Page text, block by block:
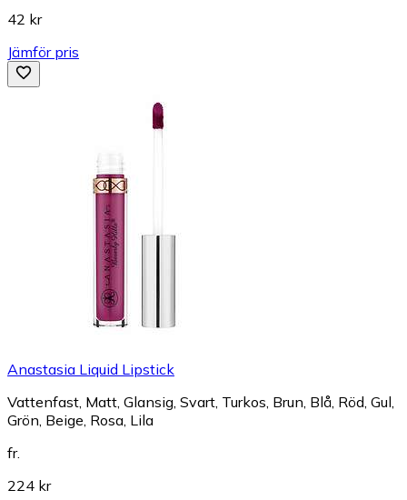
42 kr
Jämför pris
Anastasia Liquid Lipstick
Vattenfast, Matt, Glansig, Svart, Turkos, Brun, Blå, Röd, Gul,
Grön, Beige, Rosa, Lila
fr.
224 kr